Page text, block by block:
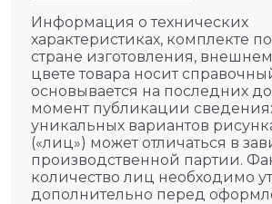
Информация о технических
характеристиках, комплекте
стране изготовления,
цвете товара носит
основывается на последних
момент публикации
уникальных вариантов
(«лиц») может отличаться в
производственной партии.
количество лиц необходимо
дополнительно перед